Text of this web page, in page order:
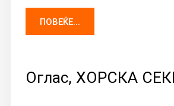
ПОВЕЌЕ...
Оглас, ХОРСКА